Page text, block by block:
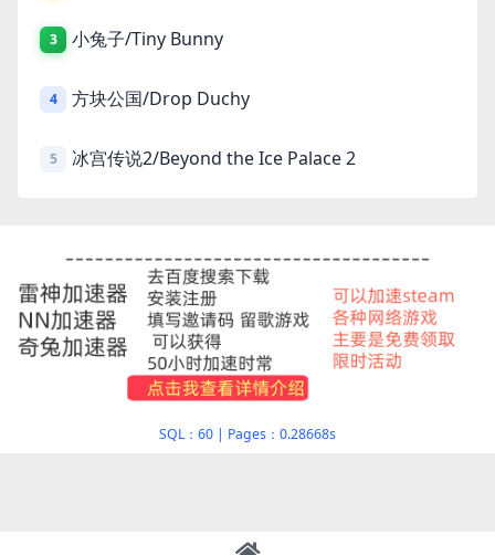
3 小兔子/Tiny Bunny
4 方块公国/Drop Duchy
5 冰宫传说2/Beyond the Ice Palace 2
SQL：60 | Pages：0.28668s